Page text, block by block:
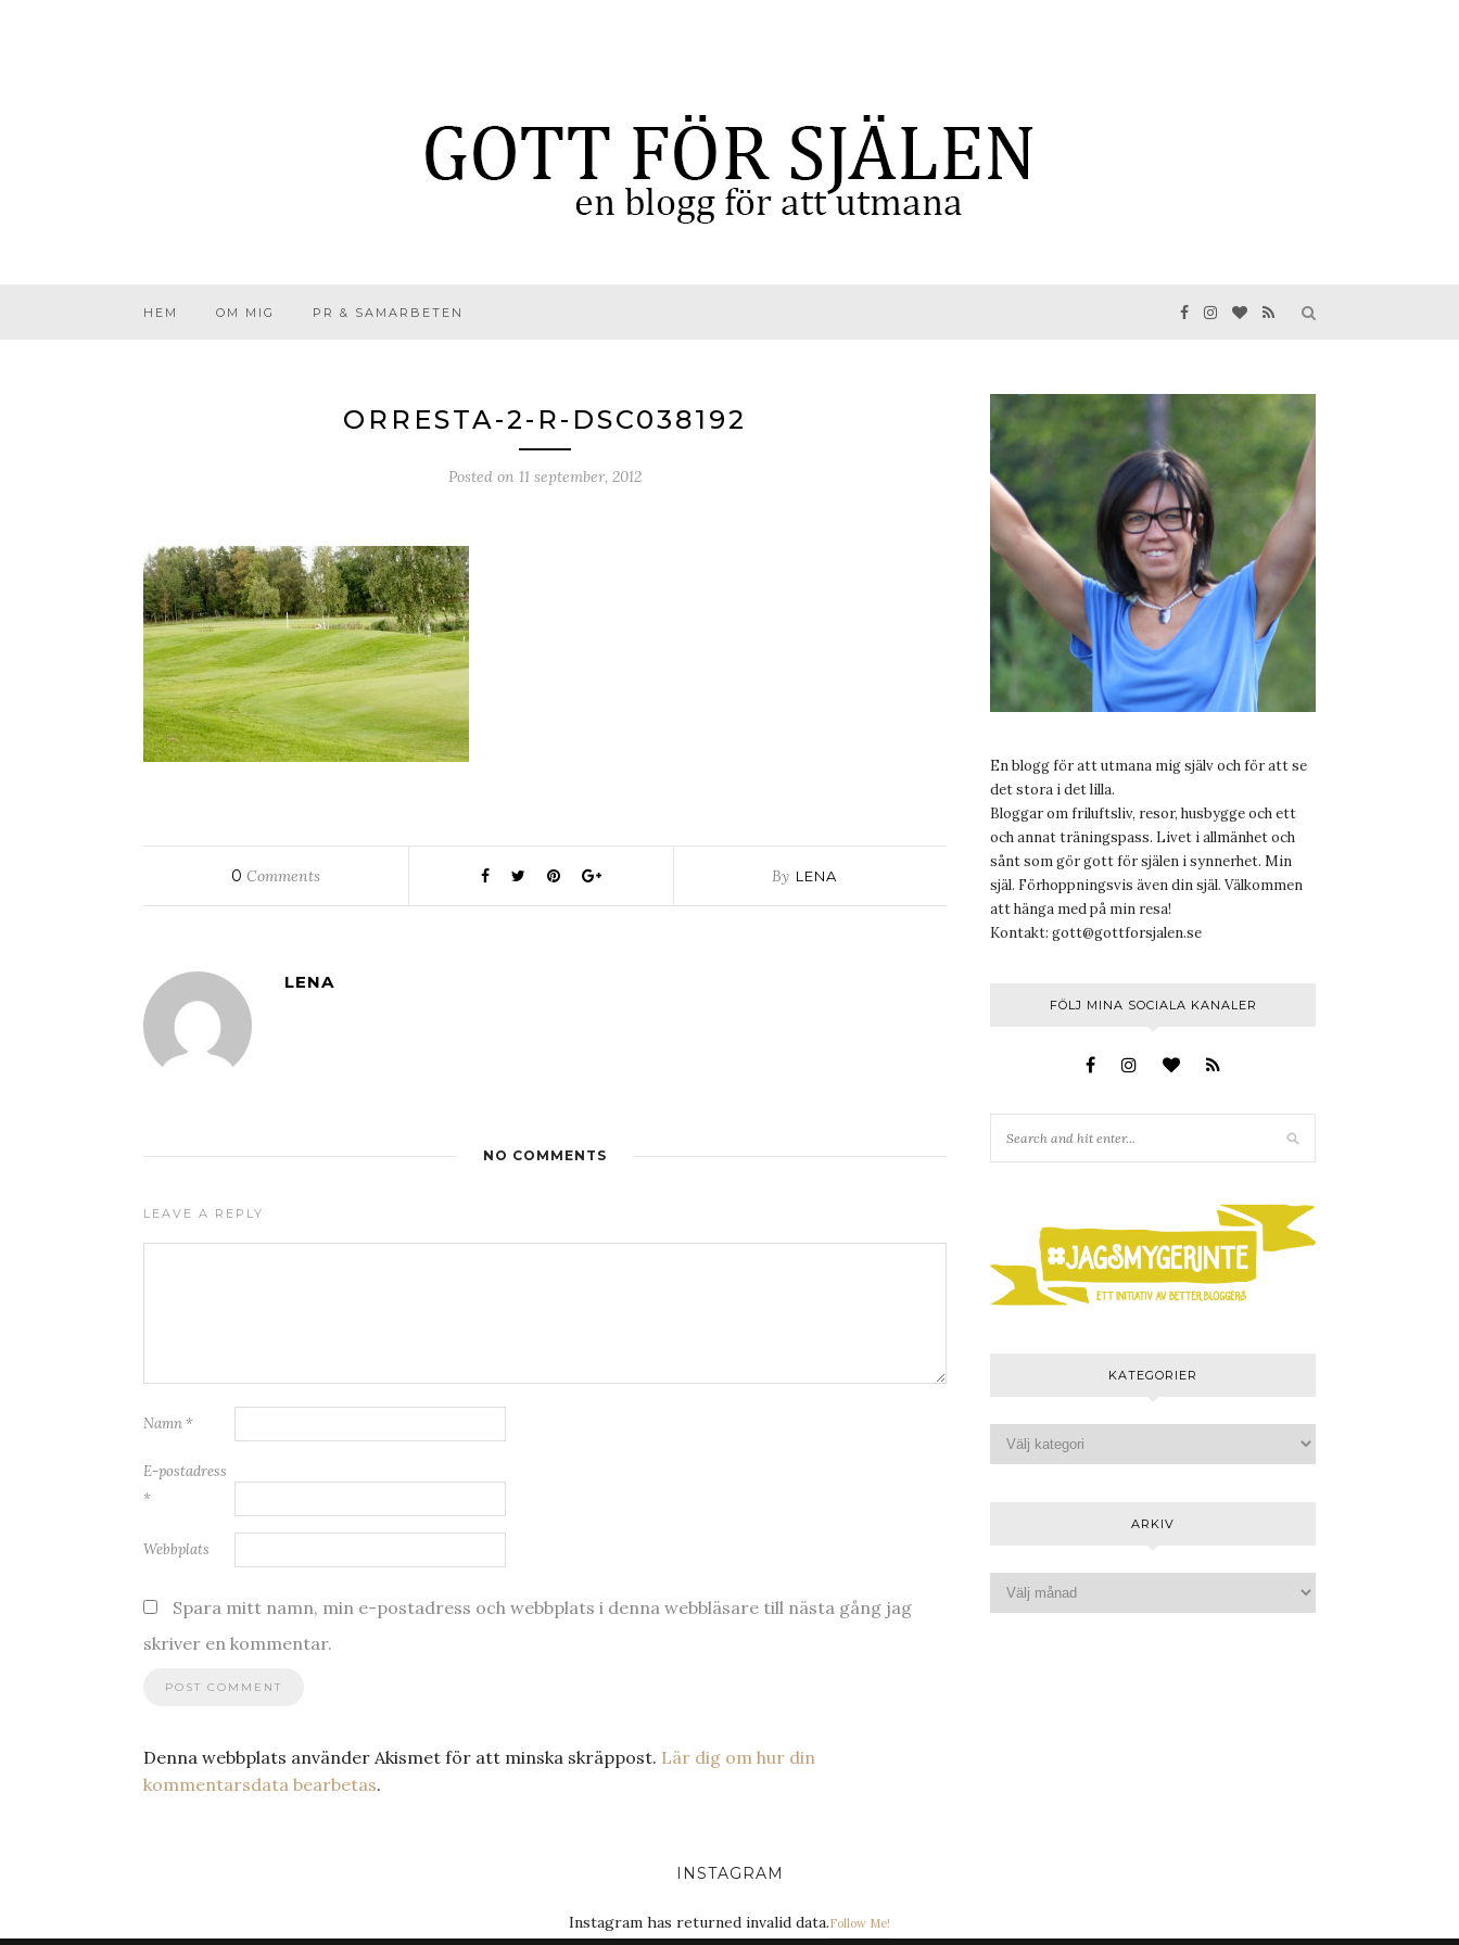
HEM OM MIG PR & SAMARBETEN
ORRESTA-2-R-DSC038192
Posted on 11 september, 2012
0 Comments By LENA
LENA
NO COMMENTS
LEAVE A REPLY
Namn *
E-postadress
*
Webbplats
Spara mitt namn, min e-postadress och webbplats i denna webbläsare till nästa gång jag
skriver en kommentar.
Denna webbplats använder Akismet för att minska skräppost. Lär dig om hur din
kommentarsdata bearbetas.
En blogg för att utmana mig själv och för att se
det stora i det lilla.
Bloggar om friluftsliv, resor, husbygge och ett
och annat träningspass. Livet i allmänhet och
sånt som gör gott för själen i synnerhet. Min
själ. Förhoppningsvis även din själ. Välkommen
att hänga med på min resa!
Kontakt: gott@gottforsjalen.se
FÖLJ MINA SOCIALA KANALER
KATEGORIER
ARKIV
INSTAGRAM
Instagram has returned invalid data.Follow Me!